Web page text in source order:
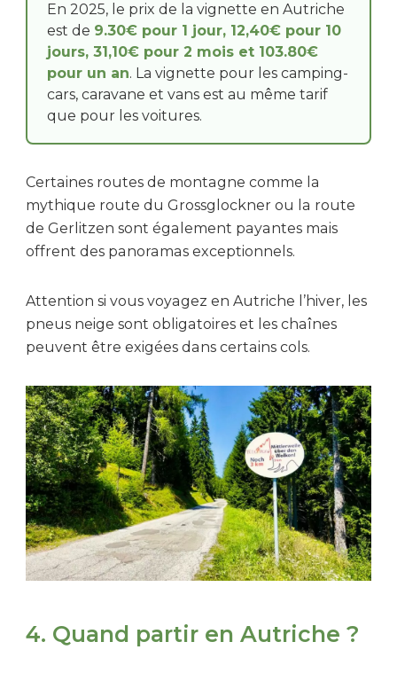
En 2025, le prix de la vignette en Autriche
est de 9.30€ pour 1 jour, 12,40€ pour 10
jours, 31,10€ pour 2 mois et 103.80€
pour un an. La vignette pour les camping-
cars, caravane et vans est au même tarif
que pour les voitures.
Certaines routes de montagne comme la
mythique route du Grossglockner ou la route
de Gerlitzen sont également payantes mais
offrent des panoramas exceptionnels.
Attention si vous voyagez en Autriche l’hiver, les
pneus neige sont obligatoires et les chaînes
peuvent être exigées dans certains cols.
4. Quand partir en Autriche ?